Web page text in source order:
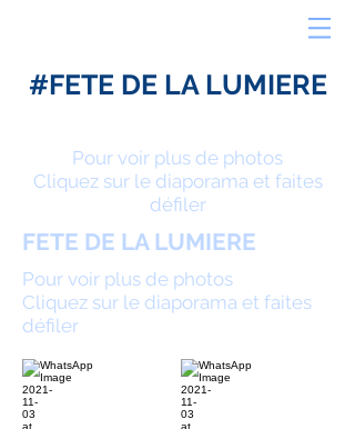
#FETE DE LA LUMIERE
Pour voir plus de photos
Cliquez sur le diaporama et faites
défiler
FETE DE LA LUMIERE
Pour voir plus de photos
Cliquez sur le diaporama et faites
défiler